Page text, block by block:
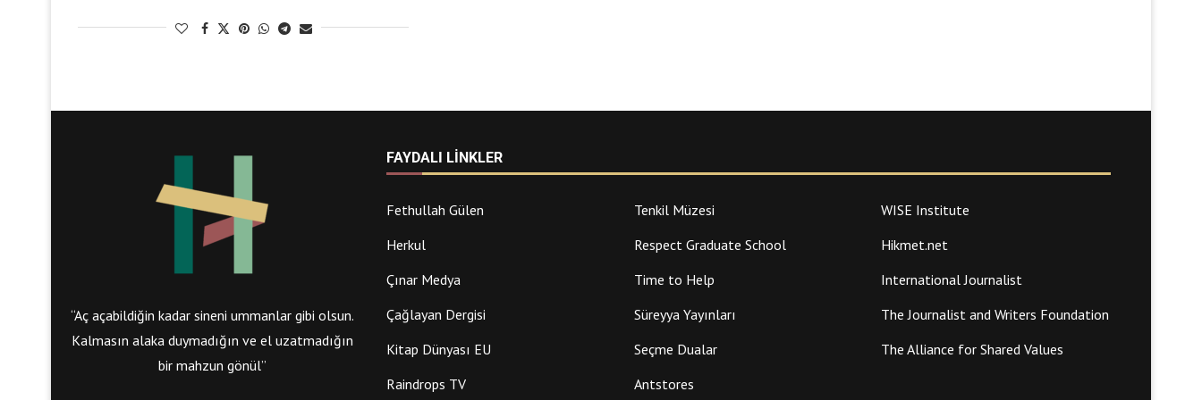
“Aç açabildiğin kadar sineni ummanlar gibi olsun.
Kalmasın alaka duymadığın ve el uzatmadığın
bir mahzun gönül”
FAYDALI LINKLER
Fethullah Gülen Tenkil Müzesi
WISE Institute
Herkul
Respect Graduate School
Hikmet.net
Çınar Medya
Time to Help
International Journalist
Çağlayan Dergisi
Süreyya Yayınları
The Journalist and Writers Foundation
Kitap Dünyası EU
Seçme Dualar
The Alliance for Shared Values
Raindrops TV
Antstores